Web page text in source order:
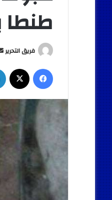
طنطا
فريق التحرير
فيسبوك